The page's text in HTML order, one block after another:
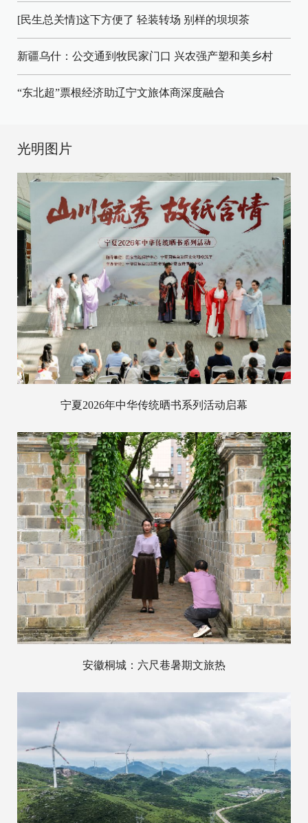
[民生总关情]这下方便了 轻装转场 别样的坝坝茶
新疆乌什：公交通到牧民家门口 兴农强产塑和美乡村
“东北超”票根经济助辽宁文旅体商深度融合
光明图片
宁夏2026年中华传统晒书系列活动启幕
安徽桐城：六尺巷暑期文旅热